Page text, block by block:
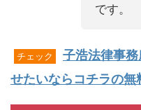
です。
チェック
子浩法律事
せたいならコチラの無